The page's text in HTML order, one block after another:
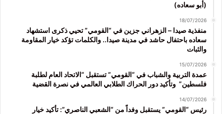
(أبو سعاده)
18/07/2026
منفذية صيدا – الزهراني جزين في “القومي” تحيي ذكرى استشهاد
سعاده باحتفال حاشد في مدينة صيدا.. والكلمات تؤكد خيار المقاومة
والثبات
15/07/2026
عمدة التربية والشباب في “القومي” تستقبل “الاتحاد العام لطلبة
فلسطين” وتأكيد دور الحراك الطلابي العالمي في نصرة القضية
14/07/2026
رئيس “القومي” يستقبل وفداً من “الشعبي الناصري”: تأكيد خيار